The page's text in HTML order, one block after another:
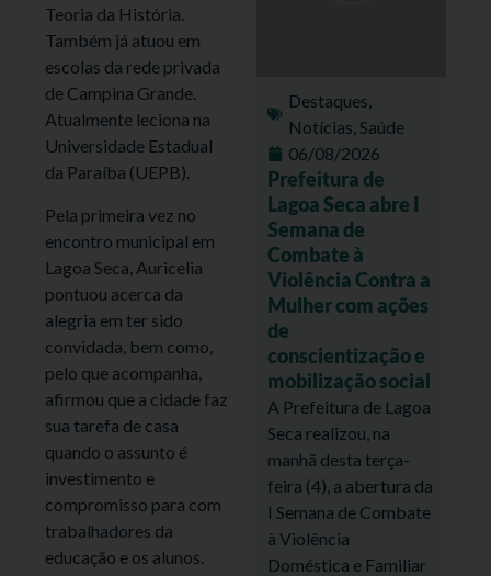
Teoria da História.
Também já atuou em
escolas da rede privada
de Campina Grande.
Atualmente leciona na
Universidade Estadual
da Paraíba (UEPB).
Pela primeira vez no
encontro municipal em
Lagoa Seca, Auricelia
pontuou acerca da
alegria em ter sido
convidada, bem como,
pelo que acompanha,
afirmou que a cidade faz
sua tarefa de casa
quando o assunto é
investimento e
compromisso para com
trabalhadores da
educação e os alunos.
Destaques,
Notícias,Saúde
06/08/2026
Prefeitura de
Lagoa Seca abre I
Semana de
Combate à
Violência Contra a
Mulher com ações
de
conscientização e
mobilização social
A Prefeitura de Lagoa
Seca realizou, na
manhã desta terça-
feira (4), a abertura da
I Semana de Combate
à Violência
Doméstica e Familiar